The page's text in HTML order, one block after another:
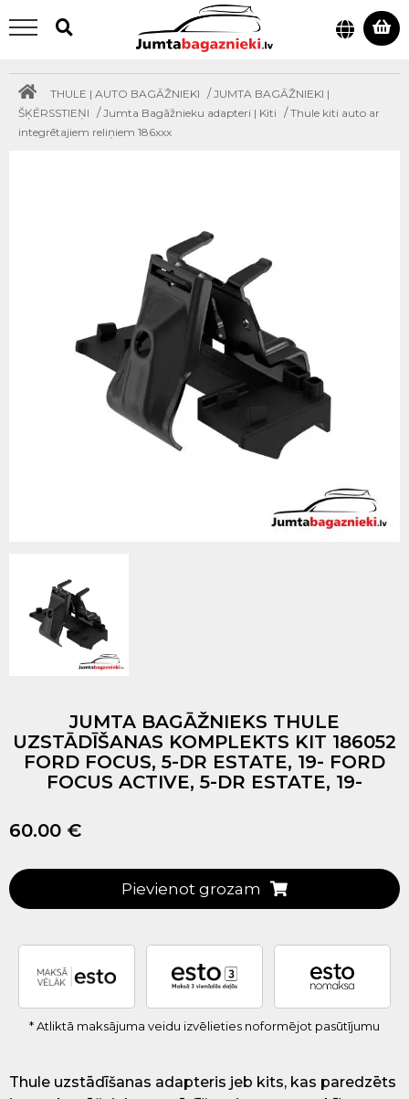
THULE | AUTO BAGĀŽNIEKI /JUMTA BAGĀŽNIEKI |
ŠĶĒRSSTIEŅI /Jumta Bagāžnieku adapteri | Kiti /Thule kiti auto ar
integrētajiem reliņiem 186xxx
JUMTA BAGĀŽNIEKS THULE
UZSTĀDĪŠANAS KOMPLEKTS KIT 186052
FORD FOCUS, 5-DR ESTATE, 19- FORD
FOCUS ACTIVE, 5-DR ESTATE, 19-
60.00 €
Pievienot grozam
* Atliktā maksājuma veidu izvēlieties noformējot pasūtījumu
Thule uzstādīšanas adapteris jeb kits, kas paredzēts